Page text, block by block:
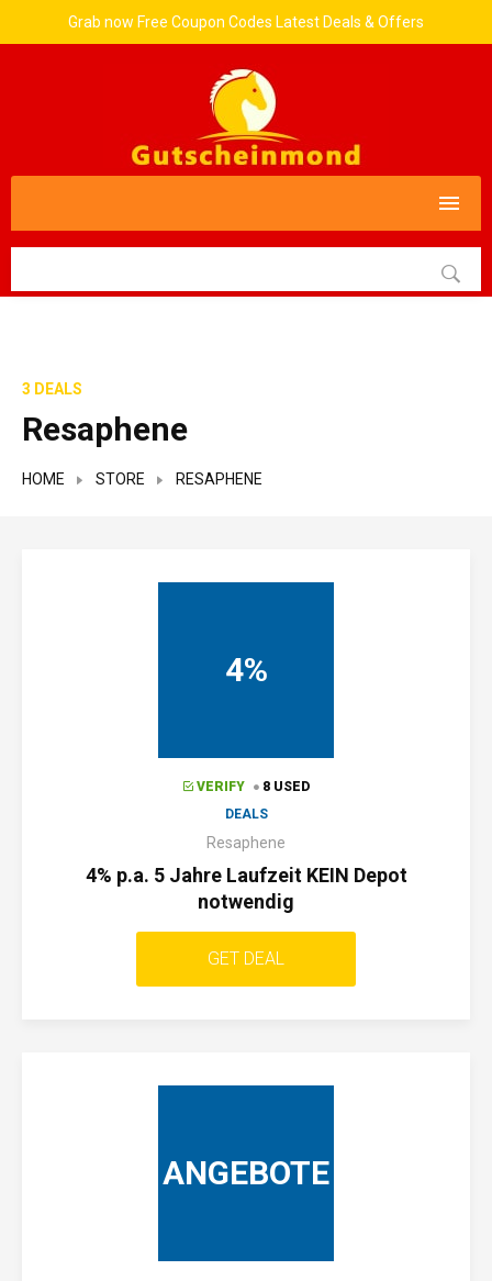
Grab now Free Coupon Codes Latest Deals & Offers
3 DEALS
Resaphene
HOME STORE RESAPHENE
4%
VERIFY
8 USED
DEALS
Resaphene
4% p.a. 5 Jahre Laufzeit KEIN Depot
notwendig
GET DEAL
ANGEBOTE